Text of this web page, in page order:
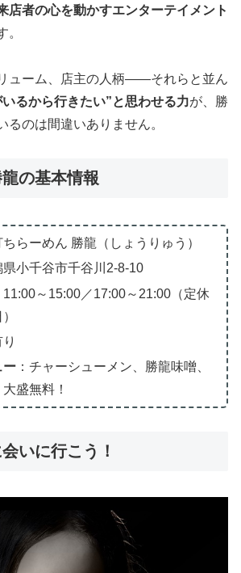
店者の心を動かすエンターテイメント
。
ューム、店主の人柄――それらと並ん
るから行きたい”と思わせる力が、勝
るのは間違いありません。
龍の基本情報
ちらーめん 勝龍（しょうりゅう）
県小千谷市千谷川2-8-10
11:00～15:00／17:00～21:00（定休
ー：チャーシューメン、勝龍味噌、
盛無料！
いに行こう！